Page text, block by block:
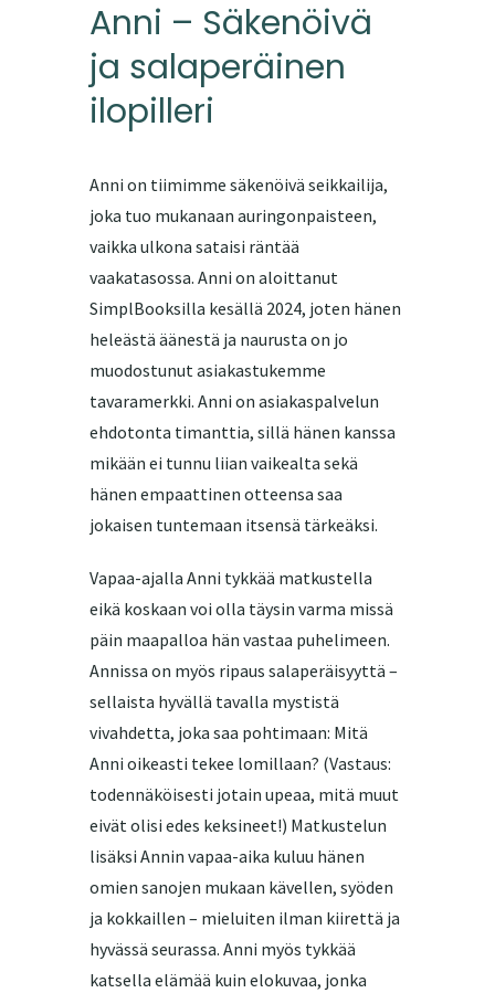
Anni – Säkenöivä
ja salaperäinen
ilopilleri
Anni on tiimimme säkenöivä seikkailija,
joka tuo mukanaan auringonpaisteen,
vaikka ulkona sataisi räntää
vaakatasossa. Anni on aloittanut
SimplBooksilla kesällä 2024, joten hänen
heleästä äänestä ja naurusta on jo
muodostunut asiakastukemme
tavaramerkki. Anni on asiakaspalvelun
ehdotonta timanttia, sillä hänen kanssa
mikään ei tunnu liian vaikealta sekä
hänen empaattinen otteensa saa
jokaisen tuntemaan itsensä tärkeäksi.
Vapaa-ajalla Anni tykkää matkustella
eikä koskaan voi olla täysin varma missä
päin maapalloa hän vastaa puhelimeen.
Annissa on myös ripaus salaperäisyyttä –
sellaista hyvällä tavalla mystistä
vivahdetta, joka saa pohtimaan: Mitä
Anni oikeasti tekee lomillaan? (Vastaus:
todennäköisesti jotain upeaa, mitä muut
eivät olisi edes keksineet!) Matkustelun
lisäksi Annin vapaa-aika kuluu hänen
omien sanojen mukaan kävellen, syöden
ja kokkaillen – mieluiten ilman kiirettä ja
hyvässä seurassa. Anni myös tykkää
katsella elämää kuin elokuvaa, jonka